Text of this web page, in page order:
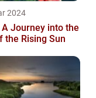
2024
Journey into the
the Rising Sun